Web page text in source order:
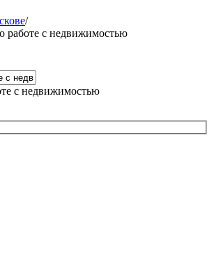
/
работе с недвижимостью
с недвижимостью